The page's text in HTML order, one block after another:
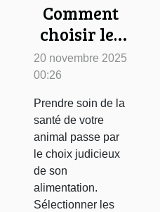
Comment
choisir les
meilleures
croquettes
pour la
santé de
votre
animal ?
20 novembre 2025
00:26
Prendre soin de la
santé de votre
animal passe par
le choix judicieux
de son
alimentation.
Sélectionner les